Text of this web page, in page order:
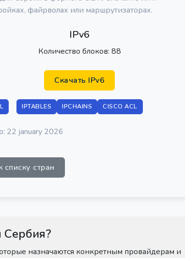
файрволах или маршрутизаторах.
IPv6
Количество блоков: 88
Скачать IPv6
IPTABLES IPCHAINS CISCO ACL
22 january 2026
списку стран
Сербия?
назначаются конкретным провайдерам и